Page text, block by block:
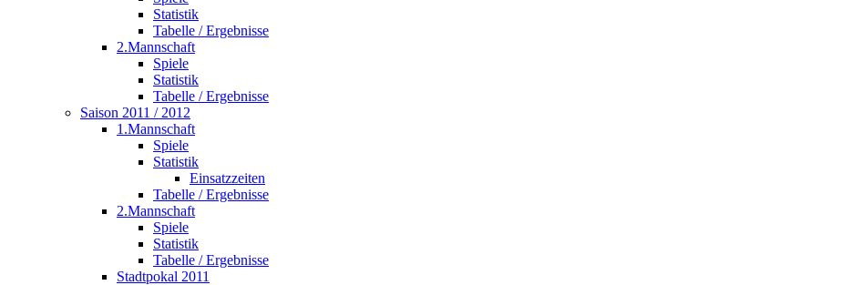
Statistik
Tabelle / Ergebnisse
2.Mannschaft
Spiele
Statistik
Tabelle / Ergebnisse
Saison 2011 / 2012
1.Mannschaft
Spiele
Statistik
Einsatzzeiten
Tabelle / Ergebnisse
2.Mannschaft
Spiele
Statistik
Tabelle / Ergebnisse
Stadtpokal 2011